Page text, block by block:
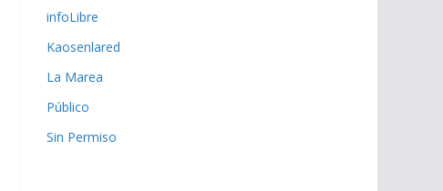
infoLibre
Kaosenlared
La Marea
Público
Sin Permiso